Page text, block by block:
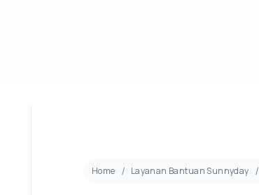
Home Layanan Bantuan Sunnyday